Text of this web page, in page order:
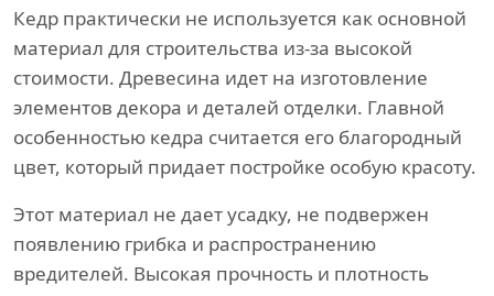
Кедр практически не используется как основной
материал для строительства из-за высокой
стоимости. Древесина идет на изготовление
элементов декора и деталей отделки. Главной
особенностью кедра считается его благородный
цвет, который придает постройке особую красоту.
Этот материал не дает усадку, не подвержен
появлению грибка и распространению
вредителей. Высокая прочность и плотность